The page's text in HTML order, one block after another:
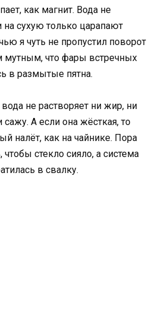
как магнит. Вода не
на сухую только царапают
я чуть не пропустил поворот
мутным, что фары встречных
в размытые пятна.
не растворяет ни жир, ни
А если она жёсткая, то
налёт, как на чайнике. Пора
чтобы стекло сияло, а система
в свалку.